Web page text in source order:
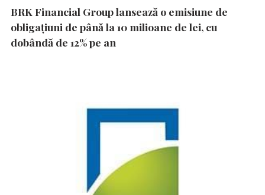
BRK Financial Group lansează o emisiune de
obligațiuni de până la 10 milioane de lei, cu
dobândă de 12% pe an